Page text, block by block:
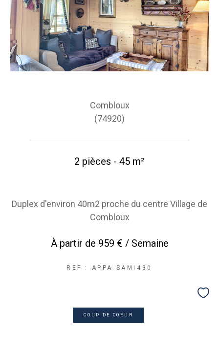
Combloux
(74920)
2 pièces - 45 m²
Duplex d'environ 40m2 proche du centre Village de
Combloux
À partir de 959 € / Semaine
REF : APPA SAMI430
COUP DE COEUR